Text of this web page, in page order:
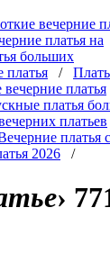
вечерние
платья на
больших
платья /
платья
платья
платьев
платья с
2026 /
›